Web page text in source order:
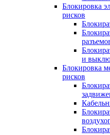
Блокировка
рисков
и
Блокировка
рисков